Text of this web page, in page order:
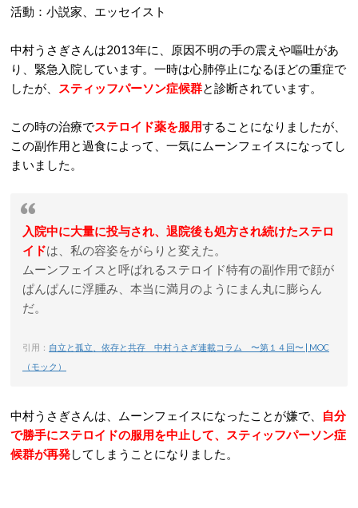
活動：小説家、エッセイスト
中村うさぎさんは2013年に、原因不明の手の震えや嘔吐があ
り、緊急入院しています。一時は心肺停止になるほどの重症で
したが、
スティッフパーソン症候群と診断されています。
この時の治療でステロイド薬を服用することになりましたが、
この副作用と過食によって、一気にムーンフェイスになってし
まいました。
入院中に大量に投与され、退院後も処方され続けたステロ
イドは、私の容姿をがらりと変えた。
ムーンフェイスと呼ばれるステロイド特有の副作用で顔が
ぱんぱんに浮腫み、本当に満月のようにまん丸に膨らん
だ。
引用： 自立と孤立、依存と共存 中村うさぎ連載コラム 〜第１４回〜 | MOC
（モック）
中村うさぎさんは、ムーンフェイスになったことが嫌で、
自分
で勝手にステロイドの服用を中止して、スティッフパーソン症
候群が再発してしまうことになりました。